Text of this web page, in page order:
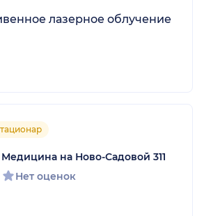
лазерное облучение
Медицина на Ново-Садовой 311
Нет оценок